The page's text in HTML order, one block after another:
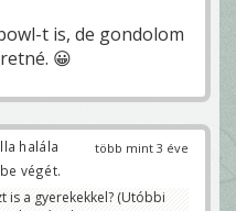
t is, de gondolom
😀
több mint 3 éve
halála
végét.
is a gyerekekkel? (Utóbbi